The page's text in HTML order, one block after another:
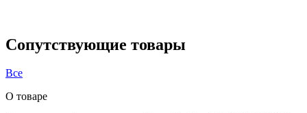
Сопутствующие товары
Все
О товаре